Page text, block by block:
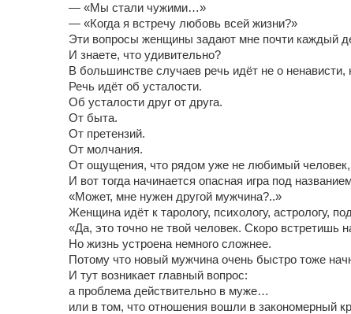
— «Мы стали чужими…»
— «Когда я встречу любовь всей жизни?»
Эти вопросы женщины задают мне почти каждый
И знаете, что удивительно?
В большинстве случаев речь идёт не о
Речь идёт об усталости.
Об усталости друг от друга.
От быта.
От претензий.
От молчания.
От ощущения, что рядом уже не любимый человек,
И вот тогда начинается опасная игра под
«Может, мне нужен другой мужчина?..»
Женщина идёт к тарологу, психологу, астрологу,
«Да, это точно не твой человек. Скоро встретишь
Но жизнь устроена немного сложнее.
Потому что новый мужчина очень быстро тоже
И тут возникает главный вопрос:
а проблема действительно в муже…
или в том, что отношения вошли в закономерный